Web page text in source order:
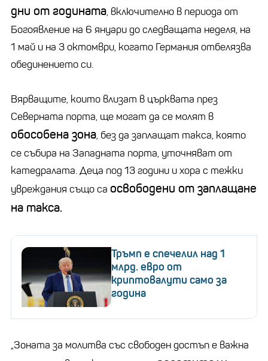
дни от годината, включително в периода от
Богоявление на 6 януари до следващата неделя, на
1 май и на 3 октомври, когато Германия отбелязва
обединението си.
Вярващите, които влизат в църквата през
Северната порта, ще могат да се молят в
обособена зона, без да заплащат такса, която
се събира на Западната порта, уточняват от
катедралата. Деца под 13 години и хора с тежки
увреждания също са освободени от заплащане
на такса.
Тръмп е спечелил над 1
млрд. евро от
криптовалути само за
година
„Зоната за молитва със свободен достъп е важна